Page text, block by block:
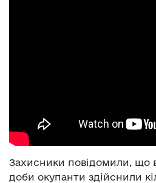
Захисники повідомили, що
доби окупанти здійснили